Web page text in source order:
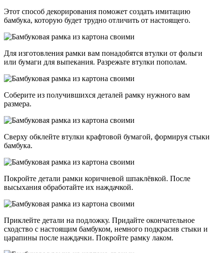
Этот способ декорирования поможет создать имитацию
бамбука, которую будет трудно отличить от настоящего.
Для изготовления рамки вам понадобятся втулки от фольги
или бумаги для выпекания. Разрежьте втулки пополам.
Соберите из получившихся деталей рамку нужного вам
размера.
Сверху обклейте втулки крафтовой бумагой, формируя стыки
бамбука.
Покройте детали рамки коричневой шпаклёвкой. После
высыхания обработайте их наждачкой.
Приклейте детали на подложку. Придайте окончательное
сходство с настоящим бамбуком, немного подкрасив стыки и
царапины после наждачки. Покройте рамку лаком.